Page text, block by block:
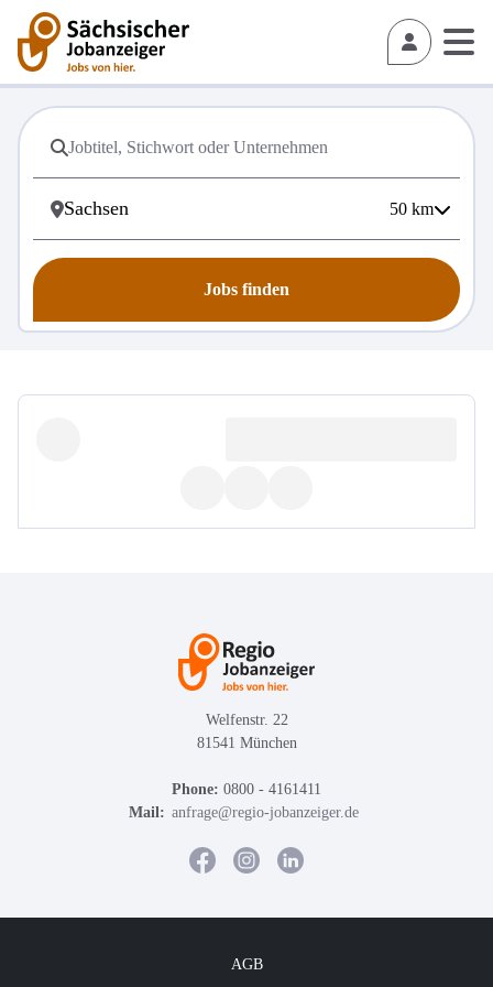
50 km
Jobs finden
Welfenstr. 22
81541 München
Phone: 0800 - 4161411
Mail: anfrage@regio-jobanzeiger.de
AGB